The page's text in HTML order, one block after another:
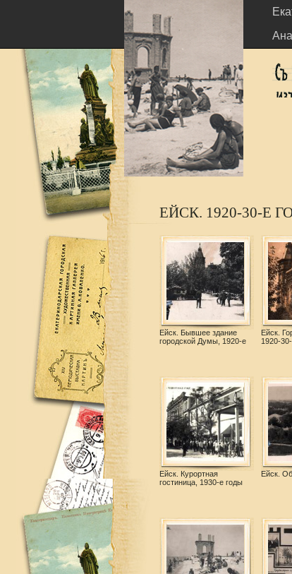
ЕЙСК. 1920-30-Е
Ейск. Бывшее здание
городской Думы, 1920-е
Ейск.
1920-
Ейск. Курортная
гостиница, 1930-е годы
Ейск.